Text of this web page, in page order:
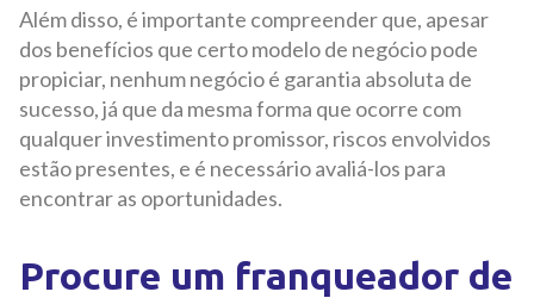
Além disso, é importante compreender que, apesar
dos benefícios que certo modelo de negócio pode
propiciar, nenhum negócio é garantia absoluta de
sucesso, já que da mesma forma que ocorre com
qualquer investimento promissor, riscos envolvidos
estão presentes, e é necessário avaliá-los para
encontrar as oportunidades.
Procure um franqueador de